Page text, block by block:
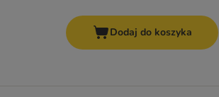
Dodaj do koszyka